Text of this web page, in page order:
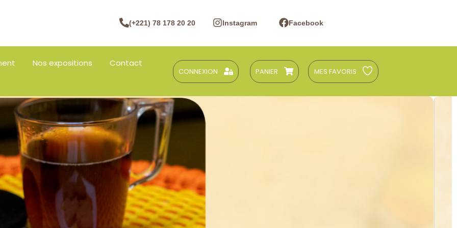
(+221) 78 178 20 20 Instagram Facebook
Nos expositions Contact
CONNEXION PANIER MES FAVORIS